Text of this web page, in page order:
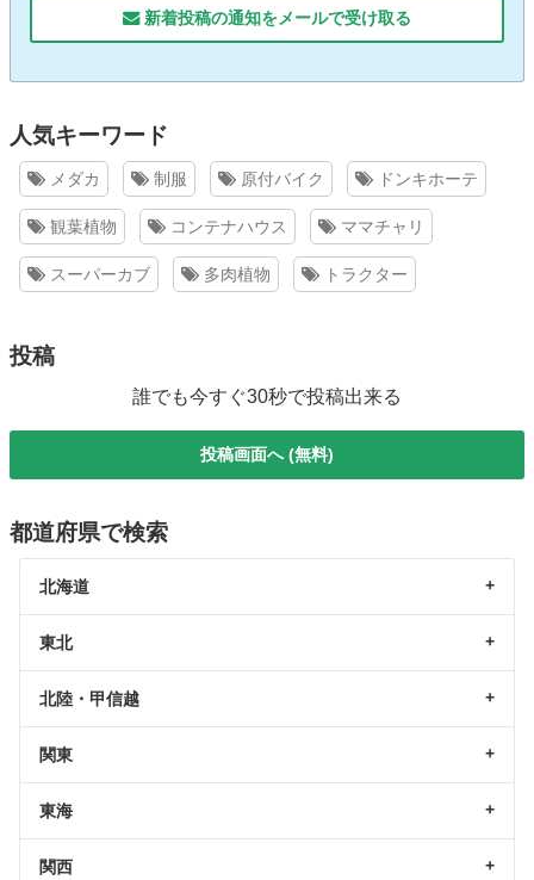
新着投稿の通知をメールで受け取る
人気キーワード
メダカ 制服 原付バイク ドンキホーテ
観葉植物 コンテナハウス ママチャリ
スーパーカブ 多肉植物 トラクター
投稿
誰でも今すぐ30秒で投稿出来る
投稿画面へ (無料)
都道府県で検索
北海道
東北
北陸・甲信越
関東
東海
関西